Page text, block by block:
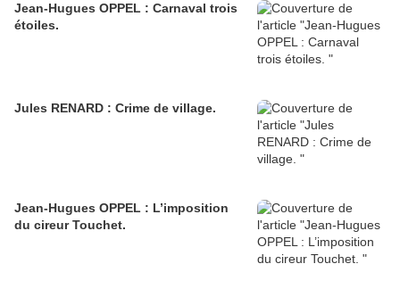
Jean-Hugues OPPEL : Carnaval trois
étoiles.
Jules RENARD : Crime de village.
Jean-Hugues OPPEL : L’imposition
du cireur Touchet.